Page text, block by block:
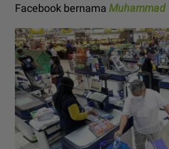
Facebook bernama Muhammad